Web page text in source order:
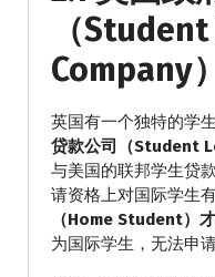
（
Company）
英国有一个独特的学
贷款公司（Student
与美国的联邦学生贷
请资格上对国际学生
（Home Student）
为国际学生，无法申